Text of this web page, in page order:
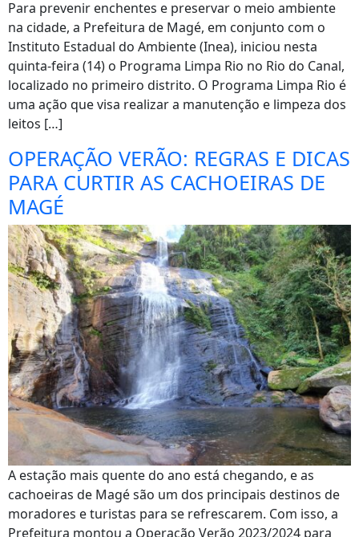
Para prevenir enchentes e preservar o meio ambiente
na cidade, a Prefeitura de Magé, em conjunto com o
Instituto Estadual do Ambiente (Inea), iniciou nesta
quinta-feira (14) o Programa Limpa Rio no Rio do Canal,
localizado no primeiro distrito. O Programa Limpa Rio é
uma ação que visa realizar a manutenção e limpeza dos
leitos […]
OPERAÇÃO VERÃO: REGRAS E DICAS
PARA CURTIR AS CACHOEIRAS DE
MAGÉ
A estação mais quente do ano está chegando, e as
cachoeiras de Magé são um dos principais destinos de
moradores e turistas para se refrescarem. Com isso, a
Prefeitura montou a Operação Verão 2023/2024 para